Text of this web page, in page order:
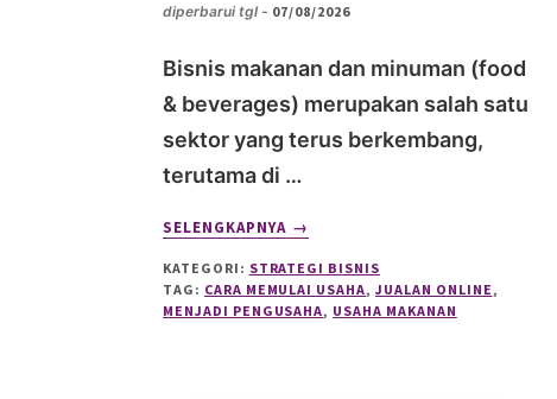
diperbarui tgl - 07/08/2026
Bisnis makanan dan minuman (food
& beverages) merupakan salah satu
sektor yang terus berkembang,
terutama di …
SELENGKAPNYA
TIPS
DAN
TRIK
JUALAN
→
KATEGORI: STRATEGI BISNIS
TAG: CARA MEMULAI USAHA,JUALAN ONLINE ,
MENJADI PENGUSAHA, USAHA MAKANAN